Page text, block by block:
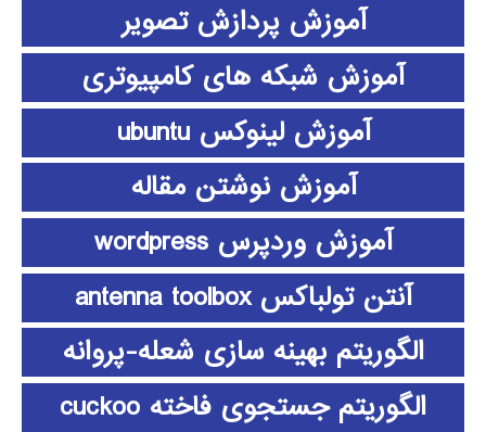
آموزش پردازش تصویر
آموزش شبکه های کامپیوتری
آموزش لینوکس ubuntu
آموزش نوشتن مقاله
آموزش وردپرس wordpress
آنتن تولباکس antenna toolbox
الگوریتم بهینه سازی شعله-پروانه
الگوریتم جستجوی فاخته cuckoo